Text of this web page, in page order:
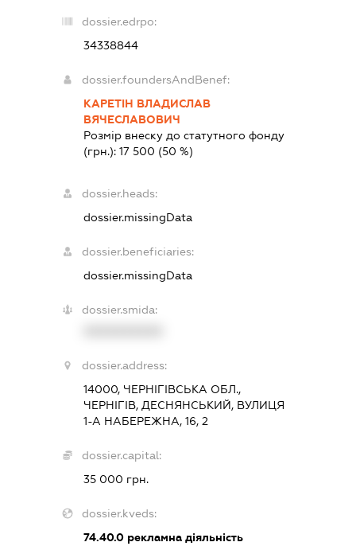
dossier.edrpo:
34338844
dossier.foundersAndBenef:
КАРЕТІН ВЛАДИСЛАВ
ВЯЧЕСЛАВОВИЧ
Розмір внеску до статутного фонду
(грн.):17 500 (50 %)
dossier.heads:
dossier.missingData
dossier.beneficiaries:
dossier.missingData
dossier.smida:
dossier.address:
14000, ЧЕРНІГІВСЬКА ОБЛ.,
ЧЕРНІГІВ, ДЕСНЯНСЬКИЙ, ВУЛИЦЯ
1-А НАБЕРЕЖНА, 16, 2
dossier.capital:
35 000 грн.
dossier.kveds:
74.40.0 рекламна діяльність